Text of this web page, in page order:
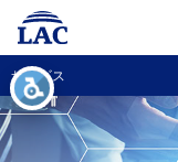
サービス
ソリューション・製品